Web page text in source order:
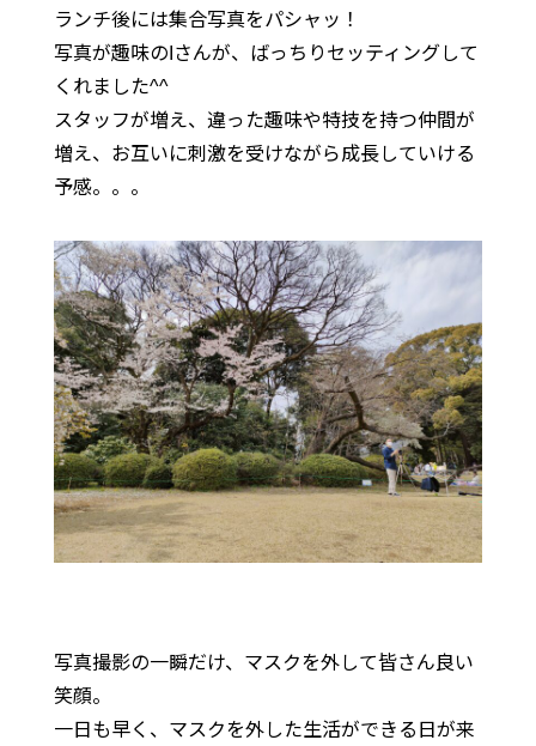
ランチ後には集合写真をパシャッ！
写真が趣味のIさんが、ばっちりセッティングして
くれました^^
スタッフが増え、違った趣味や特技を持つ仲間が
増え、お互いに刺激を受けながら成長していける
予感。。。
写真撮影の一瞬だけ、マスクを外して皆さん良い
笑顔。
一日も早く、マスクを外した生活ができる日が来